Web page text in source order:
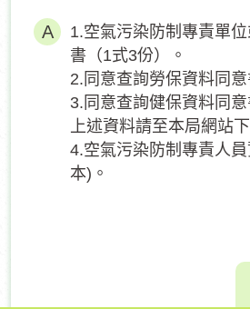
1.空氣污染防制專責單
書（1式3份）。
2.同意查詢勞保資料同意
3.同意查詢健保資料同意
上述資料請至本局網站下
4.空氣污染防制專責人
本)。